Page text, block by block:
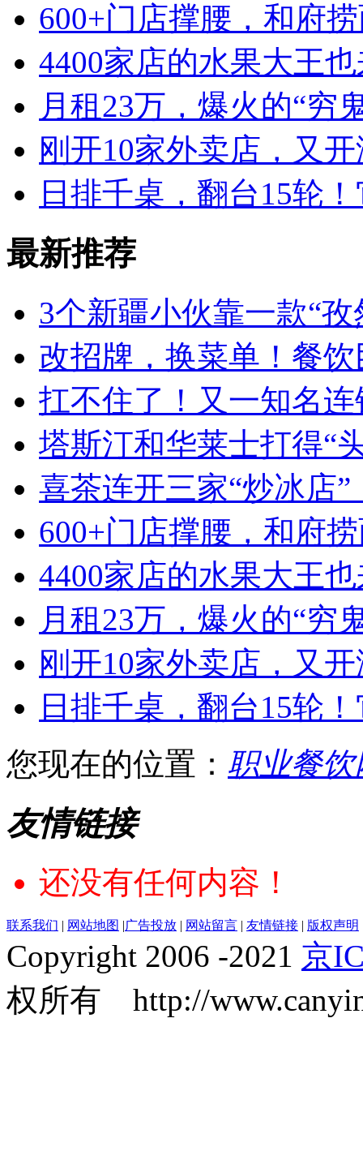
600+门店撑腰，和府
4400家店的水果大王
月租23万，爆火的“穷
刚开10家外卖店，又
日排千桌，翻台15轮
最新推荐
3个新疆小伙靠一款“
改招牌，换菜单！餐
扛不住了！又一知名
塔斯汀和华莱士打得“
喜茶连开三家“炒冰店
600+门店撑腰，和府
4400家店的水果大王
月租23万，爆火的“穷
刚开10家外卖店，又
日排千桌，翻台15轮
您现在的位置： 职业餐饮
友情链接
还没有任何内容！
联系我们 | 网站地图 |广告投放 | 网站留言 | 友情链接 | 版权声明
Copyright 2006 -2021 京
权所有 http://